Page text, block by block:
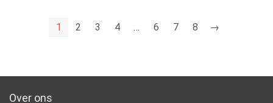
1 2 3 4 … 6 7 8 →
Over ons